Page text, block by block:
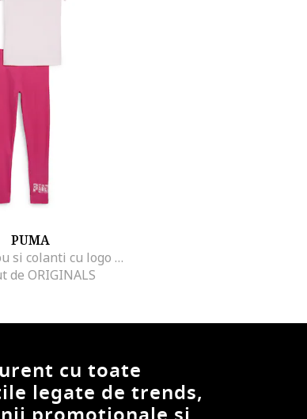
PUMA
Set de tricou si colanti cu logo - 2 piese, Roz
de ORIGINALS
cu toate
legate de trends,